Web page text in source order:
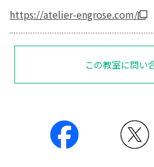
https://atelier-engrose.com/
この教室に問い